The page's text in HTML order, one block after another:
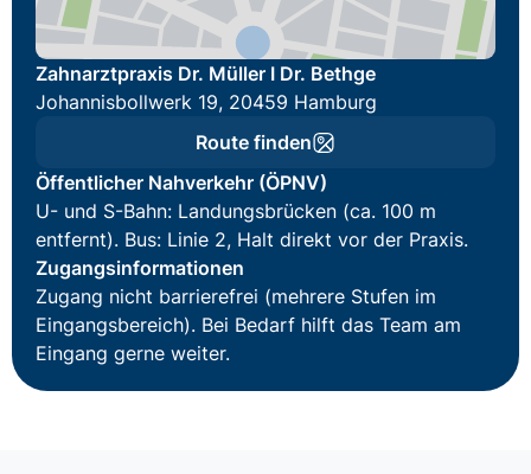
Zahnarztpraxis Dr. Müller I Dr. Bethge
Johannisbollwerk 19, 20459 Hamburg
Route finden
Öffentlicher Nahverkehr (ÖPNV)
U- und S-Bahn: Landungsbrücken (ca. 100 m
entfernt). Bus: Linie 2, Halt direkt vor der Praxis.
Zugangsinformationen
Zugang nicht barrierefrei (mehrere Stufen im
Eingangsbereich). Bei Bedarf hilft das Team am
Eingang gerne weiter.